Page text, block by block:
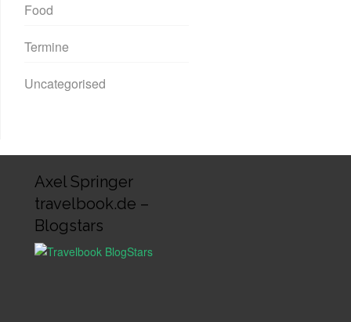
Food
Termine
Uncategorised
Axel Springer
travelbook.de –
Blogstars